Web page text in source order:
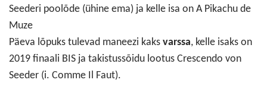
Seederi poolõde (ühine ema) ja kelle isa on A Pikachu de
Muze
Päeva lõpuks tulevad maneezi kaks varssa, kelle isaks on
2019 finaali BIS ja takistussõidu lootus Crescendo von
Seeder (i. Comme Il Faut).